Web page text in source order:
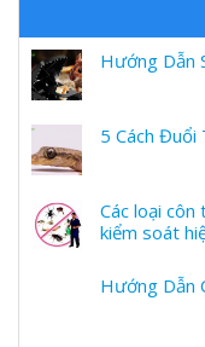
Hướng Dẫn
5 Cách Đuổi
Các loại
kiểm soát
Hướng Dẫn